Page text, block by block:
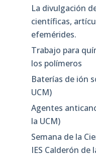
La divulgación
científicas,
efemérides.
Trabajo para
los polímeros
Baterías de ión
UCM)
Agentes
la UCM)
Semana de la
IES Calderón de